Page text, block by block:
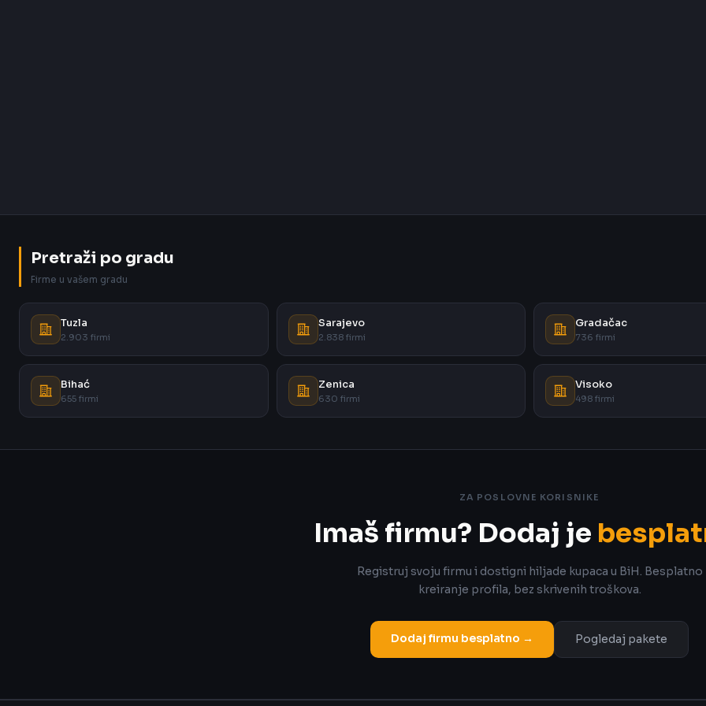
Pretraži po gradu
Firme u vašem gradu
Tuzla
2.903 firmi
Sarajevo
2.838 firmi
Gradačac
736 firmi
Bihać
655 firmi
Zenica
630 firmi
Visoko
498 firmi
ZA POSLOVNE KORISNIKE
Imaš firmu? Dodaj je
Registruj svoju firmu i dostigni hiljade kupaca u BiH. Besplatno
kreiranje profila, bez skrivenih troškova.
Dodaj firmu besplatno → Pogledaj pakete